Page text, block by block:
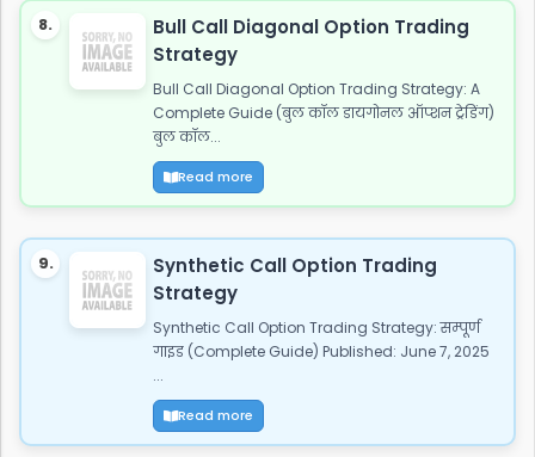
8.
Bull Call Diagonal Option Trading
Strategy
Bull Call Diagonal Option Trading Strategy: A
Complete Guide (बुल कॉल डायगोनल ऑप्शन ट्रेडिंग)
बुल कॉल...
Read more
9.
Synthetic Call Option Trading
Strategy
Synthetic Call Option Trading Strategy: सम्पूर्ण
गाइड (Complete Guide) Published: June 7, 2025
...
Read more